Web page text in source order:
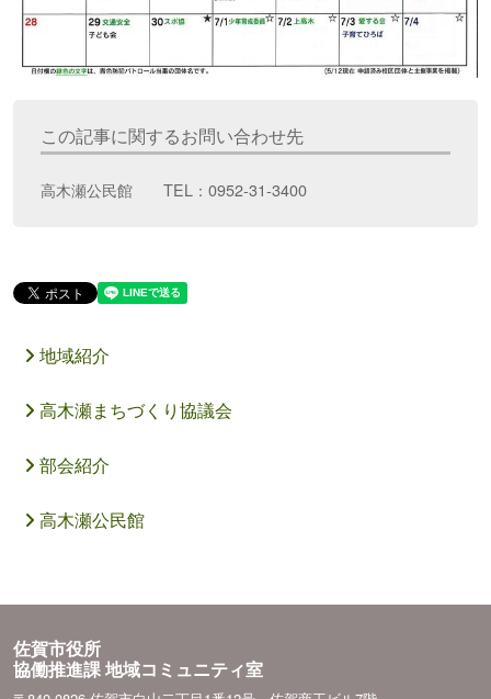
この記事に関するお問い合わせ先
高木瀬公民館 TEL：0952-31-3400
地域紹介
高木瀬まちづくり協議会
部会紹介
高木瀬公民館
佐賀市役所
協働推進課 地域コミュニティ室